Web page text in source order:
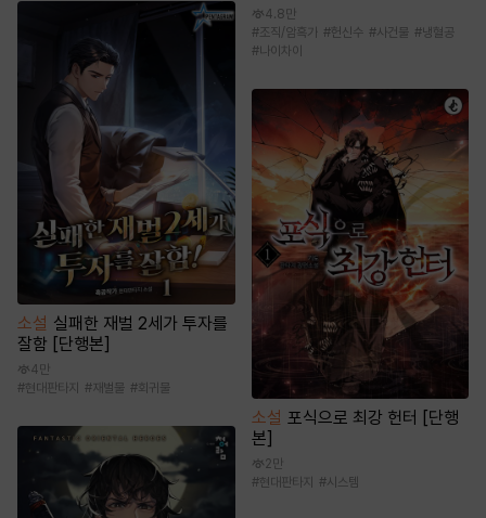
소설 실패한 재벌 2세가 투자를
잘함 [단행본]
4만
#현대판타지 # 재벌물 #회귀물
4.8만
#조직/암흑가 #헌신수 #사건물 #냉혈공
#나이차이
소설 포식으로 최강 헌터 [단행
본]
2만
#현대판타지 #시스템